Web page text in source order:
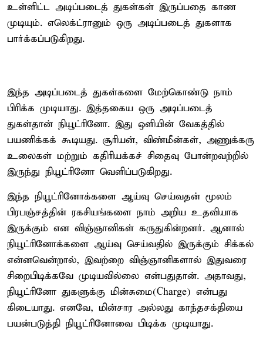
உள்ளிட்ட அடிப்படைத் துகள்கள் இருப்பதை காண
முடியும். எலெக்ட்ரானும் ஒரு அடிப்படைத் துகளாக
பார்க்கப்படுகிறது.
இந்த அடிப்படைத் துகள்களை மேற்கொண்டு நாம்
பிரிக்க முடியாது. இத்தகைய ஒரு அடிப்படைத்
துகள்தான் நியூட்ரினோ. இது ஒளியின் வேகத்தில்
பயணிக்கக் கூடியது. சூரியன், விண்மீன்கள், அணுக்கரு
உலைகள் மற்றும் கதிரியக்கச் சிதைவு போன்றவற்றில்
இருந்து நியூட்ரினோ வெளிப்படுகிறது.
இந்த நியூட்ரினோக்களை ஆய்வு செய்வதன் மூலம்
பிரபஞ்சத்தின் ரகசியங்களை நாம் அறிய உதவியாக
இருக்கும் என விஞ்ஞானிகள் கருதுகின்றனர். ஆனால்
நியூட்ரினோக்களை ஆய்வு செய்வதில் இருக்கும் சிக்கல்
என்னவென்றால், இவற்றை விஞ்ஞானிகளால் இதுவரை
சிறைபிடிக்கவே முடியவில்லை என்பதுதான். அதாவது,
நியூட்ரினோ துகளுக்கு மின்சுமை(Charge) என்பது
கிடையாது. எனவே, மின்சார அல்லது காந்தசக்தியை
பயன்படுத்தி நியூட்ரினோவை பிடிக்க முடியாது.